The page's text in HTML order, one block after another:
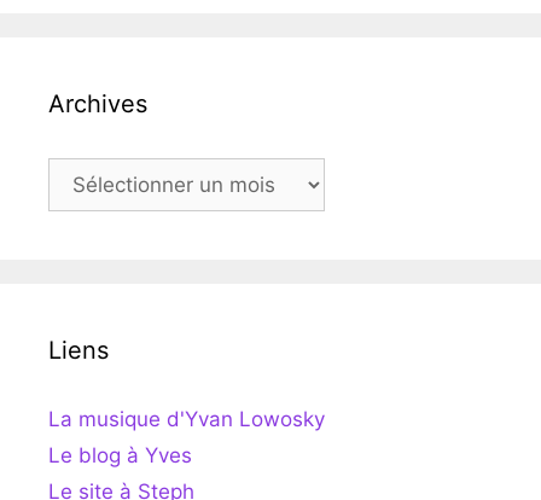
Archives
Archives
Liens
La musique d'Yvan Lowosky
Le blog à Yves
Le site à Steph